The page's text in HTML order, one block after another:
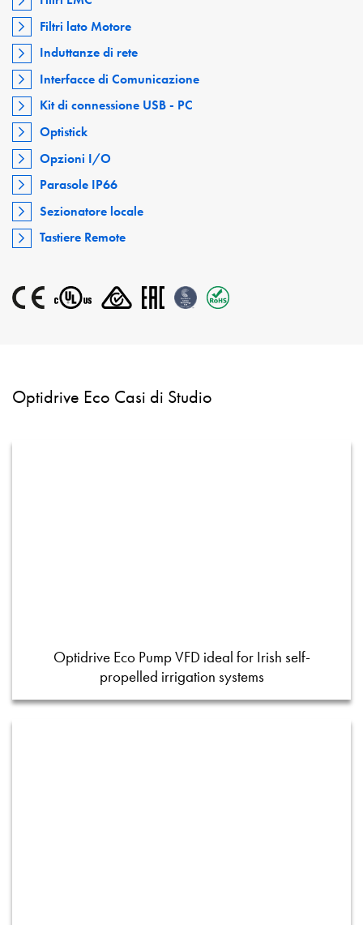
Filtri lato Motore
Induttanze di rete
Interfacce di Comunicazione
Kit di connessione USB - PC
Optistick
Opzioni I/O
Parasole IP66
Sezionatore locale
Tastiere Remote
Optidrive Eco Casi di Studio
Optidrive Eco Pump VFD ideal for Irish self-
propelled irrigation systems